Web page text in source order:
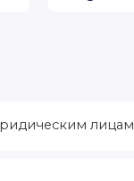
лицам